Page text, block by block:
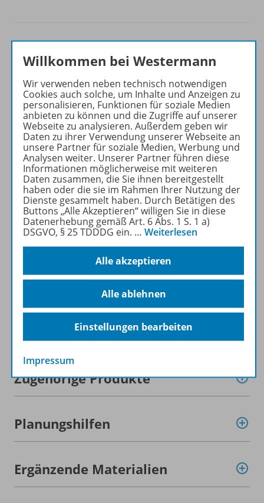
Das neue NOTTING HILL
GATE auf einen Blick
entlastend – verbindend –
echt
Die Neubearbeitung von
NOTTING HILL GATE
unterstützt Sie nun noch
stärker und ermöglicht
kooperatives und inklusives
Arbeiten auf verschiedenen
Leistungsniveaus.
Mehr erfahren
Produktinformationen
Zugehörige Produkte
Planungshilfen
Ergänzende Materialien
Willkommen bei Westermann
Wir verwenden neben technisch notwendigen
Cookies auch solche, um Inhalte und Anzeigen zu
personalisieren, Funktionen für soziale Medien
anbieten zu können und die Zugriffe auf unserer
Webseite zu analysieren. Außerdem geben wir
Daten zu ihrer Verwendung unserer Webseite an
unsere Partner für soziale Medien, Werbung und
Analysen weiter. Unserer Partner führen diese
Informationen möglicherweise mit weiteren
Daten zusammen, die Sie ihnen bereitgestellt
haben oder die sie im Rahmen Ihrer Nutzung der
Dienste gesammelt haben. Durch Betätigen des
Buttons „Alle Akzeptieren“ willigen Sie in diese
Datenerhebung gemäß Art. 6 Abs. 1 S. 1 a)
DSGVO, § 25 TDDDG ein. … Weiterlesen
Alle akzeptieren
Alle ablehnen
Einstellungen bearbeiten
Impressum